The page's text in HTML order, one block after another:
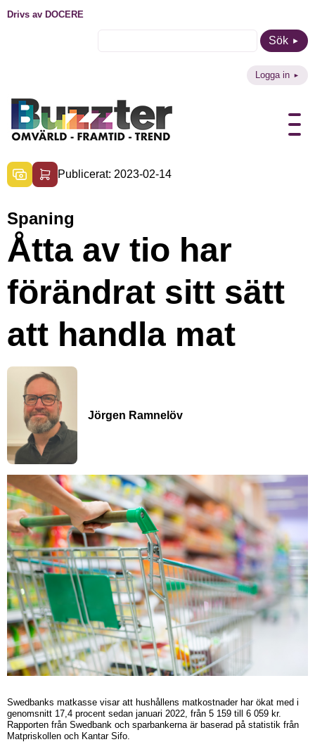
Drivs av DOCERE
Sök
Logga in
Publicerat: 2023-02-14
Spaning
Åtta av tio har
förändrat sitt sätt
att handla mat
Jörgen Ramnelöv
Swedbanks matkasse visar att hushållens matkostnader har ökat med i
genomsnitt 17,4 procent sedan januari 2022, från 5 159 till 6 059 kr.
Rapporten från Swedbank och sparbankerna är baserad på statistik från
Matpriskollen och Kantar Sifo.